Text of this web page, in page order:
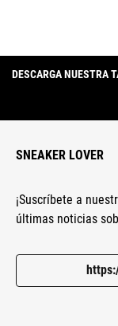
DESCARGA NUESTRA
SNEAKER LOVER
¡Suscríbete a
últimas noticias